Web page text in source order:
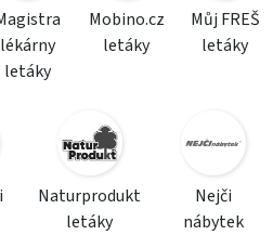
lékárny
letáky
Mobino.cz
letáky
Můj FREŠ
letáky
Naturprodukt
letáky
Nejči
nábytek